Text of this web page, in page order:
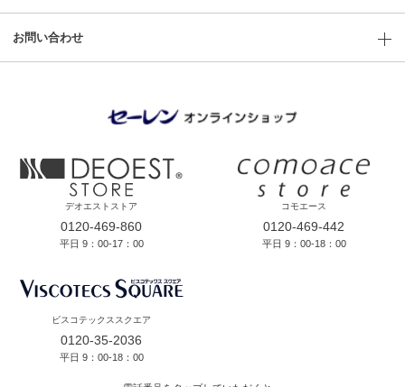
お問い合わせ
デオエストストア
0120-469-860
平日 9：00-17：00
コモエース
0120-469-442
平日 9：00-18：00
ビスコテックススクエア
0120-35-2036
平日 9：00-18：00